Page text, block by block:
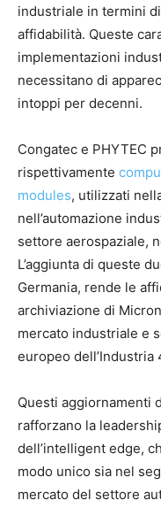
industriale in termini
affidabilità. Queste
implementazioni
necessitano di
intoppi per decenni.
Congatec e PHYTEC
rispettivamente
modules, utilizzati
nell’automazione
settore aerospaziale,
L’aggiunta di queste
Germania, rende le
archiviazione di
mercato industriale e
europeo dell’Industria
Questi aggiornamenti
rafforzano la
dell’intelligent edge,
modo unico sia nel
mercato del settore